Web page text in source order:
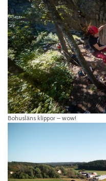
Bohusläns klippor – wow!